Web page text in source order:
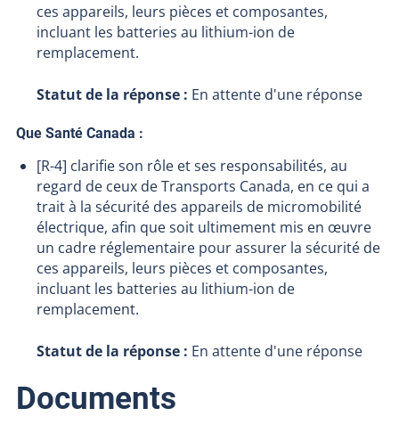
ces appareils, leurs pièces et composantes,
incluant les batteries au lithium-ion de
remplacement.
Statut de la réponse : En attente d'une réponse
Que Santé Canada :
[R-4] clarifie son rôle et ses responsabilités, au
regard de ceux de Transports Canada, en ce qui a
trait à la sécurité des appareils de micromobilité
électrique, afin que soit ultimement mis en œuvre
un cadre réglementaire pour assurer la sécurité de
ces appareils, leurs pièces et composantes,
incluant les batteries au lithium-ion de
remplacement.
Statut de la réponse : En attente d'une réponse
Documents